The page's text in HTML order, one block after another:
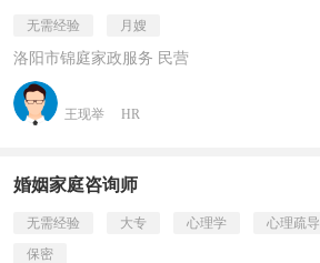
无需经验 月嫂
洛阳市锦庭家政服务 民营
王现举 HR
婚姻家庭咨询师
无需经验 大专 心理学 心理疏导
保密